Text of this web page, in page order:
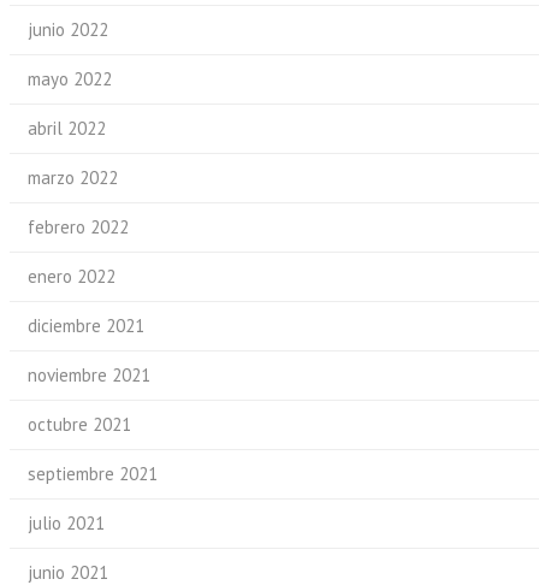
junio 2022
mayo 2022
abril 2022
marzo 2022
febrero 2022
enero 2022
diciembre 2021
noviembre 2021
octubre 2021
septiembre 2021
julio 2021
junio 2021